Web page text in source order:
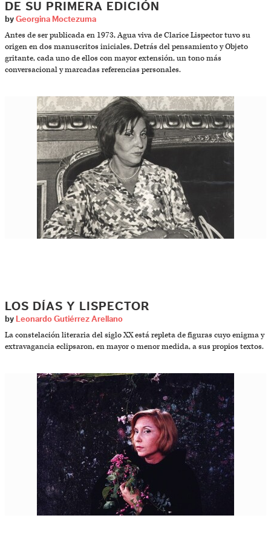
DE SU PRIMERA EDICIÓN
by Georgina Moctezuma
Antes de ser publicada en 1973, Agua viva de Clarice Lispector tuvo su
origen en dos manuscritos iniciales, Detrás del pensamiento y Objeto
gritante, cada uno de ellos con mayor extensión, un tono más
conversacional y marcadas referencias personales.
LOS DÍAS Y LISPECTOR
by Leonardo Gutiérrez Arellano
La constelación literaria del siglo XX está repleta de figuras cuyo enigma y
extravagancia eclipsaron, en mayor o menor medida, a sus propios textos.